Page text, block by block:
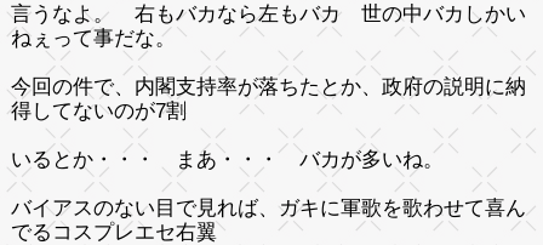
言うなよ。 右もバカなら左もバカ 世の中バカしかい
ねぇって事だな。
今回の件で、内閣支持率が落ちたとか、政府の説明に納
得してないのが7割
いるとか・・・ まあ・・・ バカが多いね。
バイアスのない目で見れば、ガキに軍歌を歌わせて喜ん
でるコスプレエセ右翼